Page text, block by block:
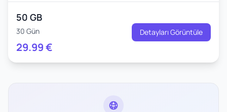
50 GB
30 Gün
29.99€
Detayları Görüntüle